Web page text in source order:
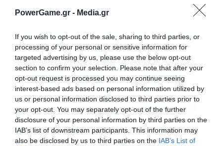
PowerGame.gr - Media.gr
If you wish to opt-out of the sale, sharing to third parties, or
processing of your personal or sensitive information for
targeted advertising by us, please use the below opt-out
section to confirm your selection. Please note that after your
opt-out request is processed you may continue seeing
interest-based ads based on personal information utilized by
us or personal information disclosed to third parties prior to
your opt-out. You may separately opt-out of the further
disclosure of your personal information by third parties on the
IAB’s list of downstream participants. This information may
also be disclosed by us to third parties on the IAB’s List of
έγγραφα
Αριστεράς, λέει η εναλλακτική ερμηνεία για τη σημερινή
στάση της να βρίσκεται ένα βήμα πίσω
NEWSROOM